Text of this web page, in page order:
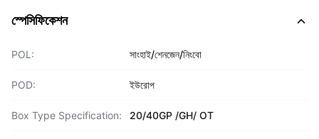
স্পেসিফিকেশন
POL: সাংহাই/শেনজেন/নিংবো
POD: ইউরোপ
Box Type Specification: 20/40GP /GH/ OT